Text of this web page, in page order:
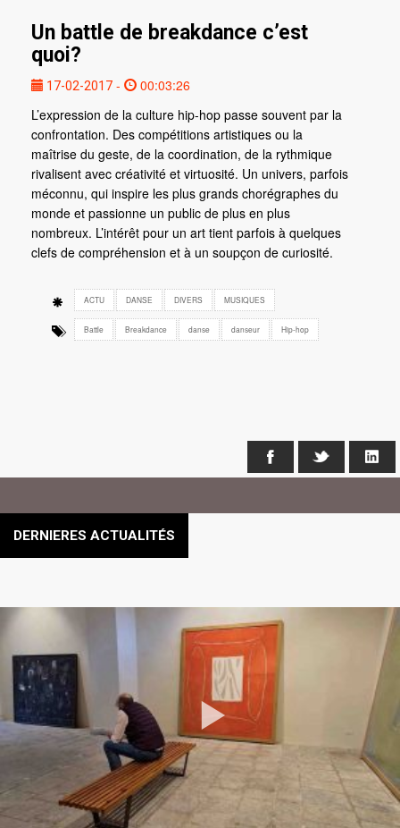
Un battle de breakdance c’est
quoi?
17-02-2017 -
00:03:26
L’expression de la culture hip-hop passe souvent par la
confrontation. Des compétitions artistiques ou la
maîtrise du geste, de la coordination, de la rythmique
rivalisent avec créativité et virtuosité. Un univers, parfois
méconnu, qui inspire les plus grands chorégraphes du
monde et passionne un public de plus en plus
nombreux. L’intérêt pour un art tient parfois à quelques
clefs de compréhension et à un soupçon de curiosité.
ACTU DANSE DIVERS MUSIQUES
Battle Breakdance danse danseur Hip-hop
Facebook
DERNIERES ACTUALITÉS